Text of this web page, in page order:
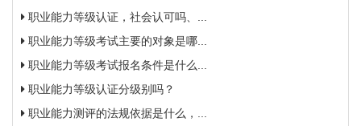
职业能力等级认证，社会认可吗、...
职业能力等级考试主要的对象是哪...
职业能力等级考试报名条件是什么...
职业能力等级认证分级别吗？
职业能力测评的法规依据是什么，...